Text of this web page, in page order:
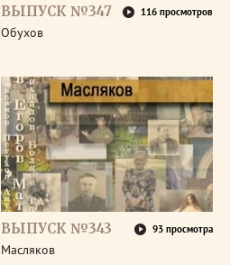
ВЫПУСК №347 116 просмотров
Обухов
ВЫПУСК №343 93 просмотра
Масляков